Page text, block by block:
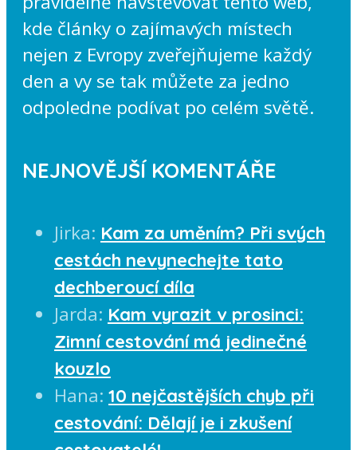
kde články o zajímavých místech
nejen z Evropy zveřejňujeme každý
den a vy se tak můžete za jedno
odpoledne podívat po celém světě.
NEJNOVĚJŠÍ KOMENTÁŘE
Jirka: Kam za uměním? Při svých
cestách nevynechejte tato
dechberoucí díla
Jarda: Kam vyrazit v prosinci:
Zimní cestování má jedinečné
kouzlo
Hana: 10 nejčastějších chyb při
cestování: Dělají je i zkušení